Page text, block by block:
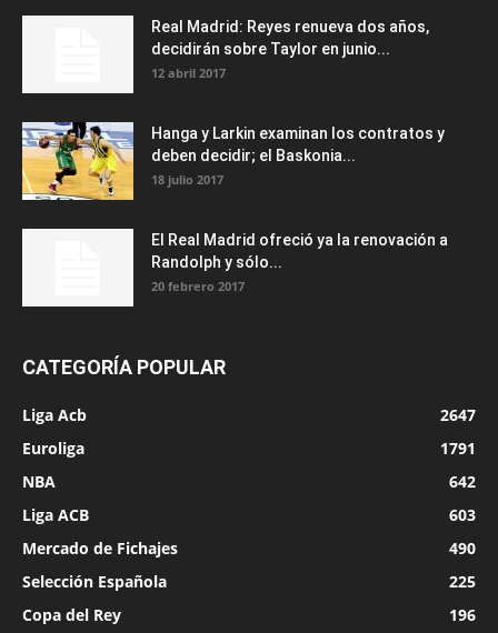
Real Madrid: Reyes renueva dos años,
decidirán sobre Taylor en junio...
12 abril 2017
Hanga y Larkin examinan los contratos y
deben decidir; el Baskonia...
18 julio 2017
El Real Madrid ofreció ya la renovación a
Randolph y sólo...
20 febrero 2017
CATEGORÍA POPULAR
Liga Acb
2647
Euroliga
1791
NBA
642
Liga ACB
603
Mercado de Fichajes
490
Selección Española
225
Copa del Rey
196